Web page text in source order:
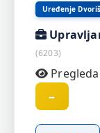
Uređenje
(6203)
–